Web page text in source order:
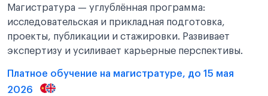
Магистратура — углублённая программа:
исследовательская и прикладная подготовка,
проекты, публикации и стажировки. Развивает
экспертизу и усиливает карьерные перспективы.
Платное обучение на магистратуре, до 15 мая
2026